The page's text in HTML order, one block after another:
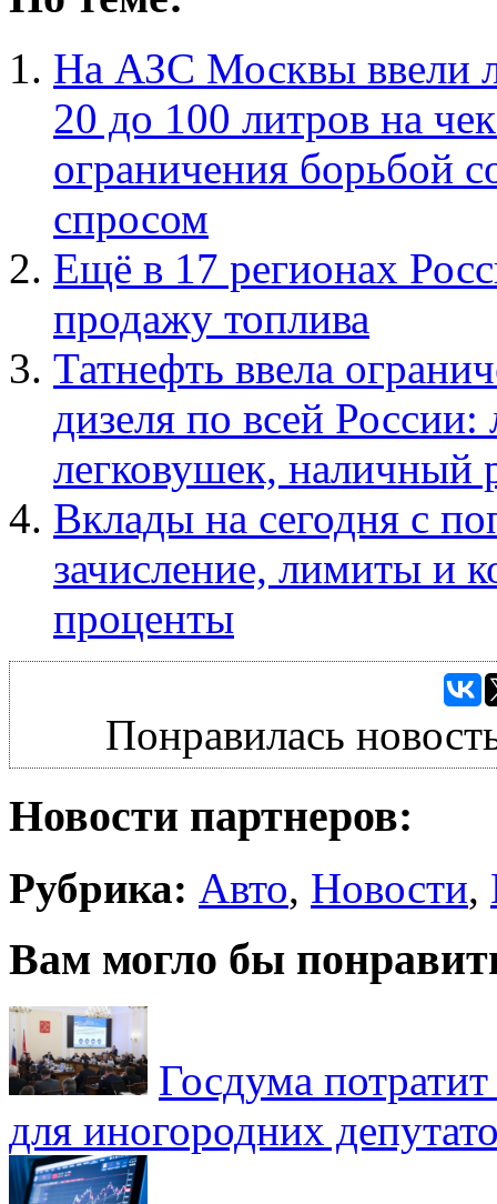
На АЗС Москвы ввели
20 до 100 литров на
ограничения борьбой
спросом
Ещё в 17 регионах
продажу топлива
Татнефть ввела
дизеля по всей
легковушек, наличный
Вклады на сегодня с
зачисление, лимиты и
проценты
Понравилась
Новости партнеров:
Рубрика: Авто, Новости,
Вам могло бы
Госдума
для иногородних